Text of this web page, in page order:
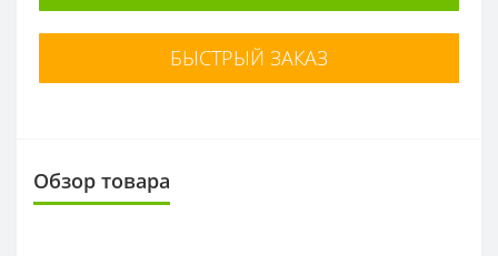
БЫСТРЫЙ ЗАКАЗ
Обзор товара